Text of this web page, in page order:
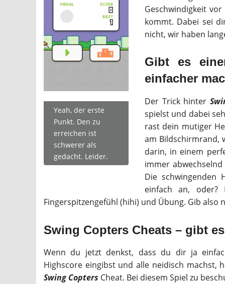
Yeah, der erste
Punkt. Den zu
erreichen ist
schwerer als
gedacht. Leider.
Geschwindigkeit
kommt. Dabei sei
nicht, wir haben
Gibt es
einfacher
Der Trick hinter
spielst und dabei
rast dein mutiger
am Bildschirmrand,
darin, in einem
immer
Die schwingenden
einfach an,
Fingerspitzengefühl (hihi) und Übung. Gib also
Swing Copters Cheats – gibt
Wenn du jetzt denkst, dass du dir ja
Highscore eingibst und alle neidisch machst,
Swing Copters Cheat. Bei diesem Spiel zu